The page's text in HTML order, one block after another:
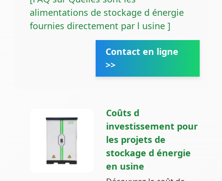
alimentations de stockage d énergie
fournies directement par l usine ]
Contact en ligne
>>
Coûts d
investissement pour
les projets de
stockage d énergie
en usine